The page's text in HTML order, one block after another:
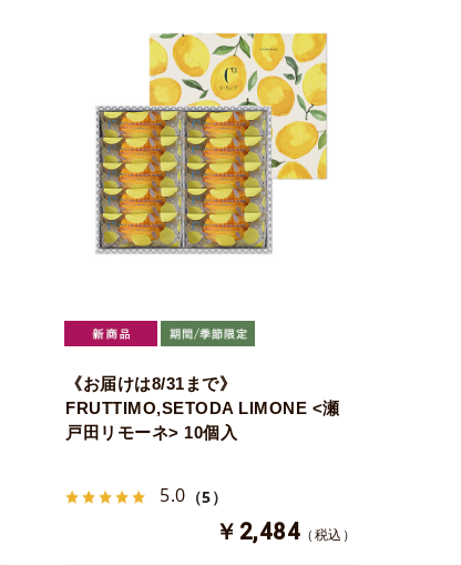
《お届けは8/31まで》
FRUTTIMO,SETODA LIMONE <瀬
戸田リモーネ> 10個入
5.0 （5）
￥2,484 （税込）